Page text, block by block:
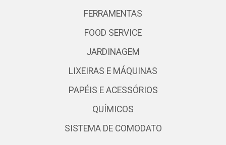
FERRAMENTAS
FOOD SERVICE
JARDINAGEM
LIXEIRAS E MÁQUINAS
PAPÉIS E ACESSÓRIOS
QUÍMICOS
SISTEMA DE COMODATO